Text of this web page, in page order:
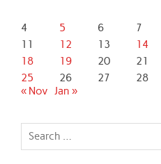
4
5 6 7
11
12 13 14
18
19 20 21
25
26 27 28
« Nov Jan »